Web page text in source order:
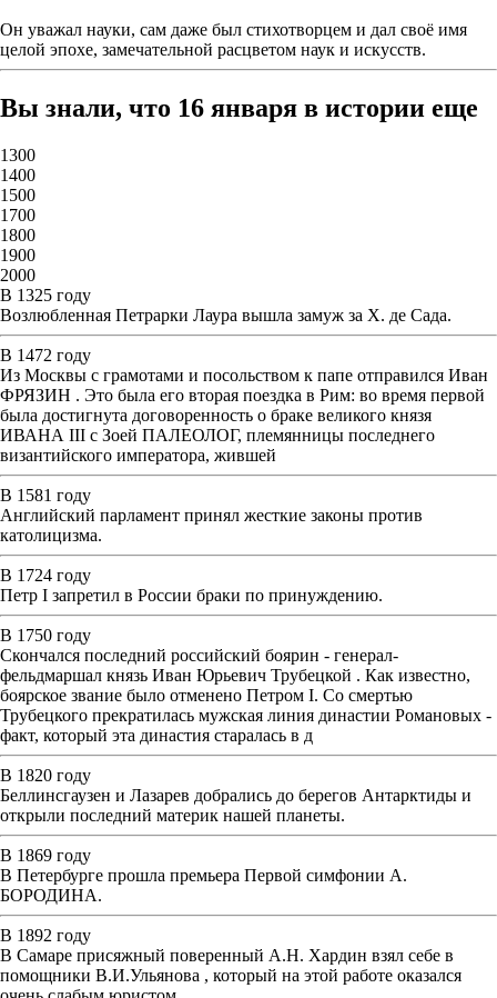
Он уважал науки, сам даже был стихотворцем и дал своё имя
целой эпохе, замечательной расцветом наук и искусств.
Вы знали, что 16 января в истории еще
1300
1400
1500
1700
1800
1900
2000
В 1325 году
Возлюбленная Петрарки Лаура вышла замуж за Х. де Сада.
В 1472 году
Из Москвы с грамотами и посольством к папе отправился Иван
ФРЯЗИН . Это была его вторая поездка в Рим: во время первой
была достигнута договоренность о браке великого князя
ИВАНА III с Зоей ПАЛЕОЛОГ, племянницы последнего
византийского императора, жившей
В 1581 году
Английский парламент принял жесткие законы против
католицизма.
В 1724 году
Петр I запретил в России браки по принуждению.
В 1750 году
Скончался последний российский боярин - генерал-
фельдмаршал князь Иван Юрьевич Трубецкой . Как известно,
боярское звание было отменено Петром I. Со смертью
Трубецкого прекратилась мужская линия династии Романовых -
факт, который эта династия старалась в д
В 1820 году
Беллинсгаузен и Лазарев добрались до берегов Антарктиды и
открыли последний материк нашей планеты.
В 1869 году
В Петербурге прошла премьера Первой симфонии А.
БОРОДИНА.
В 1892 году
В Самаре присяжный поверенный А.Н. Хардин взял себе в
помощники В.И.Ульянова , который на этой работе оказался